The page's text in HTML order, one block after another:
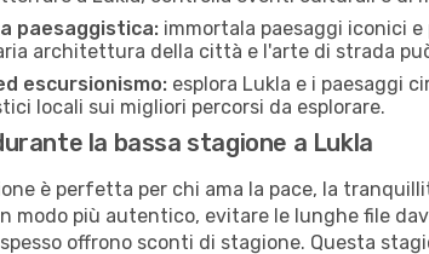
paesaggistica: immortala paesaggi iconici
architettura della città e l'arte di strada
escursionismo: esplora Lukla e i paesaggi
locali sui migliori percorsi da esplorare.
la bassa stagione a Lukla
è perfetta per chi ama la pace, la
modo più autentico, evitare le lunghe file
offrono sconti di stagione. Questa